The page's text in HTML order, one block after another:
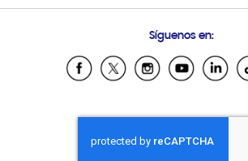
Samsung Ecuador
Samsung El Salvador
Samsung Honduras
Samsung Nicaragua
Síguenos en: